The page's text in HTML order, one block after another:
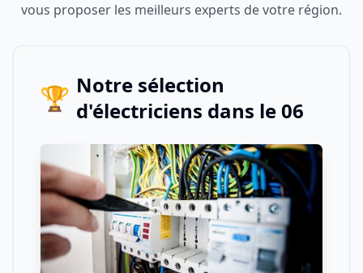
vous proposer les meilleurs experts de votre région.
🏆 Notre sélection
d'électriciens dans le 06